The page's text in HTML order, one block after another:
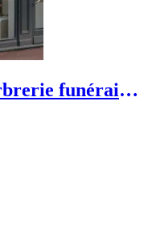
funéraire